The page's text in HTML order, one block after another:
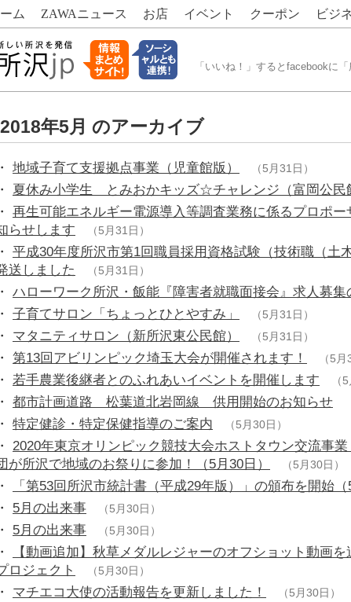
ム ZAWAニュース お店 イベント クーポン ビジ
「いいね！」するとfacebookに
2018年5月 のアーカイブ
・ 地域子育て支援拠点事業（児童館版） （5月31日）
・ 夏休み小学生 とみおかキッズ☆チャレンジ（富岡公民
・ 再生可能エネルギー電源導入等調査業務に係るプロポ
らせします
（5月31日）
・ 平成30年度所沢市第1回職員採用資格試験（技術職（土
送しました
（5月31日）
・ ハローワーク所沢・飯能『障害者就職面接会』求人募集
・ 子育てサロン「ちょっとひとやすみ」 （5月31日）
・ マタニティサロン（新所沢東公民館） （5月31日）
・ 第13回アビリンピック埼玉大会が開催されます！ （5月
・ 若手農業後継者とのふれあいイベントを開催します （
・ 都市計画道路 松葉道北岩岡線 供用開始のお知らせ
・ 特定健診・特定保健指導のご案内 （5月30日）
・ 2020年東京オリンピック競技大会ホストタウン交流事
が所沢で地域のお祭りに参加！（5月30日）
（5月30日）
・ 「第53回所沢市統計書（平成29年版）」の頒布を開始（
・ 5月の出来事 （5月30日）
・ 5月の出来事 （5月30日）
・
【動画追加】秋草メダルレジャーのオフショット動画
ロジェクト
（5月30日）
・ マチエコ大使の活動報告を更新しました！ （5月30日）